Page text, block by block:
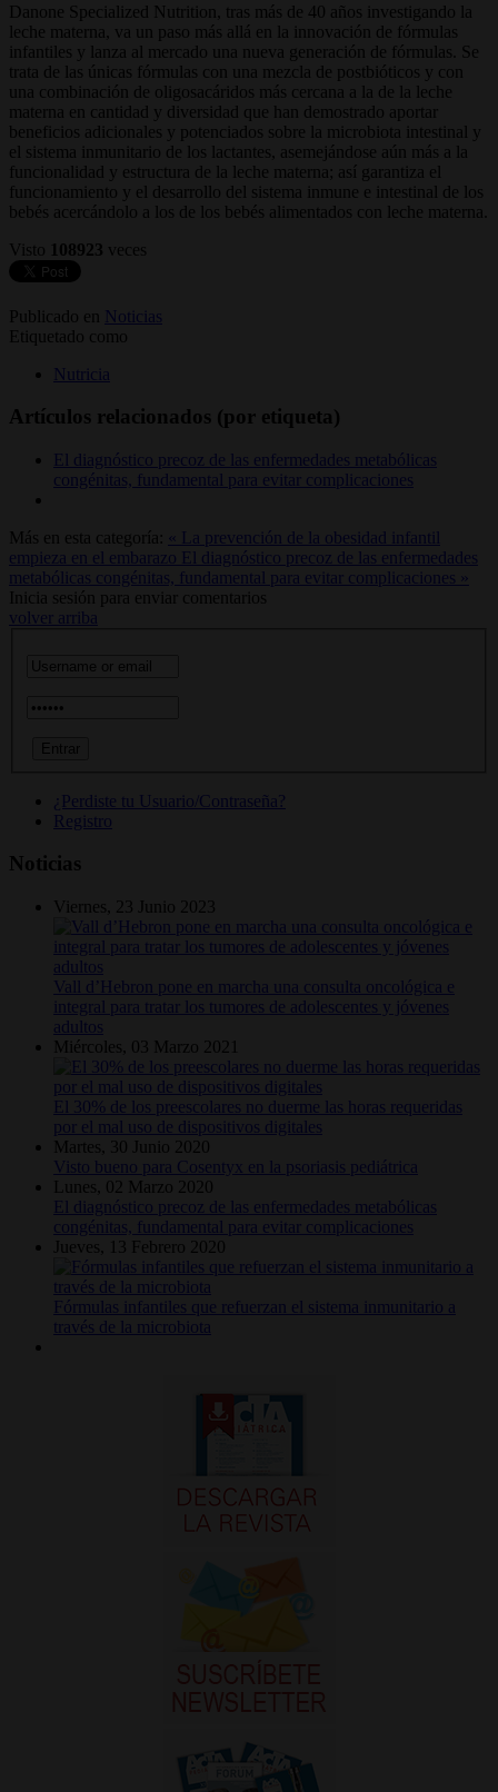
Danone Specialized Nutrition, tras más de 40 años investigando la
leche materna, va un paso más allá en la innovación de fórmulas
infantiles y lanza al mercado una nueva generación de fórmulas. Se
trata de las únicas fórmulas con una mezcla de postbióticos y con
una combinación de oligosacáridos más cercana a la de la leche
materna en cantidad y diversidad que han demostrado aportar
beneficios adicionales y potenciados sobre la microbiota intestinal y
el sistema inmunitario de los lactantes, asemejándose aún más a la
funcionalidad y estructura de la leche materna; así garantiza el
funcionamiento y el desarrollo del sistema inmune e intestinal de los
bebés acercándolo a los de los bebés alimentados con leche materna.
Visto 108923 veces
Publicado en
Noticias
Etiquetado como
Nutricia
Artículos relacionados (por etiqueta)
El diagnóstico precoz de las enfermedades metabólicas
congénitas, fundamental para evitar complicaciones
Más en esta categoría: « La prevención de la obesidad infantil
empieza en el embarazo El diagnóstico precoz de las enfermedades
metabólicas congénitas, fundamental para evitar complicaciones »
Inicia sesión para enviar comentarios
volver arriba
¿Perdiste tu Usuario/Contraseña?
Registro
Noticias
Viernes, 23 Junio 2023
Vall d’Hebron pone en marcha una consulta oncológica e
integral para tratar los tumores de adolescentes y jóvenes
adultos
Miércoles, 03 Marzo 2021
El 30% de los preescolares no duerme las horas requeridas
por el mal uso de dispositivos digitales
Martes, 30 Junio 2020
Visto bueno para Cosentyx en la psoriasis pediátrica
Lunes, 02 Marzo 2020
El diagnóstico precoz de las enfermedades metabólicas
congénitas, fundamental para evitar complicaciones
Jueves, 13 Febrero 2020
Fórmulas infantiles que refuerzan el sistema inmunitario a
través de la microbiota